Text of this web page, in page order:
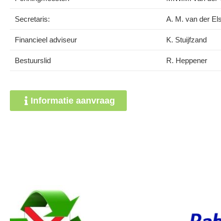
Secretaris: A. M. van der
Financieel adviseur K. Stuijfzand
Bestuurslid R. Heppener
Informatie aanvraag